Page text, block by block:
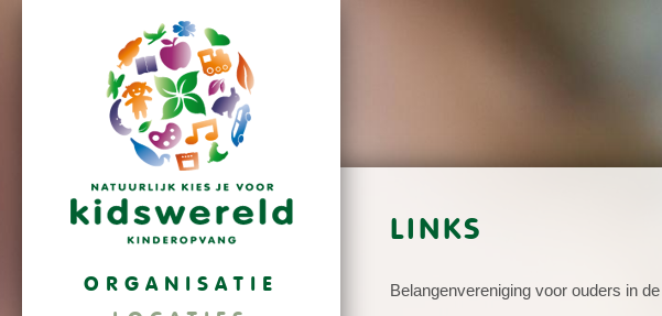
ORGANISATIE
LINKS
Belangenvereniging voor ouders in